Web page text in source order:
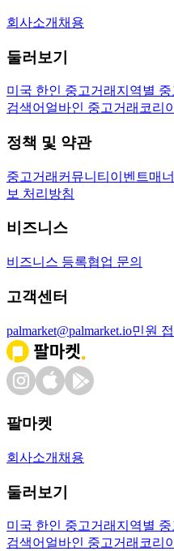
회사소개 채용
둘러보기
미국 한인 중고거래 지역별 중
검색어 얼바인 중고거래 코리
정책 및 약관
중고거래 커뮤니티 이벤트매
보 처리방침
비즈니스
비즈니스 등록협업 문의
고객센터
palmarket@palmarket.io민원
팔마켓
회사소개 채용
둘러보기
미국 한인 중고거래 지역별 중
검색어 얼바인 중고거래 코리